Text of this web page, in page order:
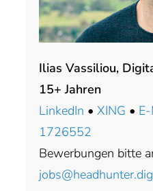
Ilias Vassiliou,
15+ Jahren
LinkedIn •XING •
1726552
Bewerbungen bitte